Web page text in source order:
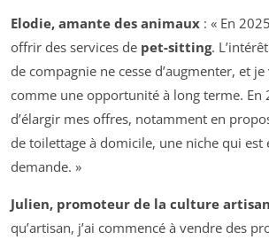
Elodie, amante des animaux : « En
offrir des services de pet-sitting.
de compagnie ne cesse d’augmenter, et
comme une opportunité à long terme. En
d’élargir mes offres, notamment en
de toilettage à domicile, une niche qui est
demande. »
Julien, promoteur de la culture
qu’artisan, j’ai commencé à vendre des